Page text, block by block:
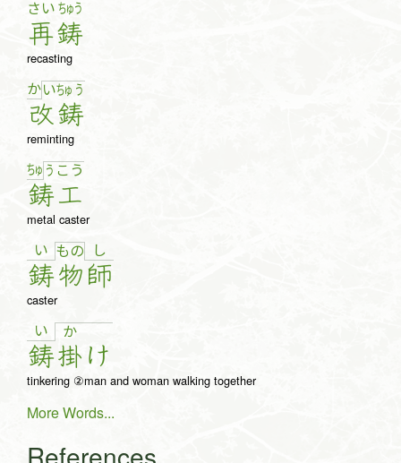
さい
再
ちゅう
鋳
recasting
かい
改
ちゅ う
鋳
reminting
ちゅ う
鋳
こ う
工
metal caster
い
鋳
もの
物
し
師
caster
い
鋳
か
掛 け
tinkering ②man and woman walking together
More Words...